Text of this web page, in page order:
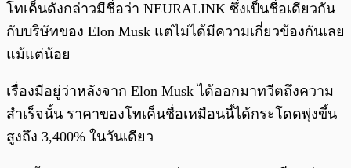
โทเค็นดังกล่าวมีชื่อว่า NEURALINK ซึ่งเป็นชื่อเดียวกัน
กับบริษัทของ Elon Musk แต่ไม่ได้มีความเกี่ยวข้องกันเลย
แม้แต่น้อย
เรื่องมีอยู่ว่าหลังจาก Elon Musk ได้ออกมาทวีตถึงความ
สำเร็จนั้น ราคาของโทเค็นชื่อเหมือนนี้ได้กระโดดพุ่งขึ้น
สูงถึง 3,400% ในวันเดียว